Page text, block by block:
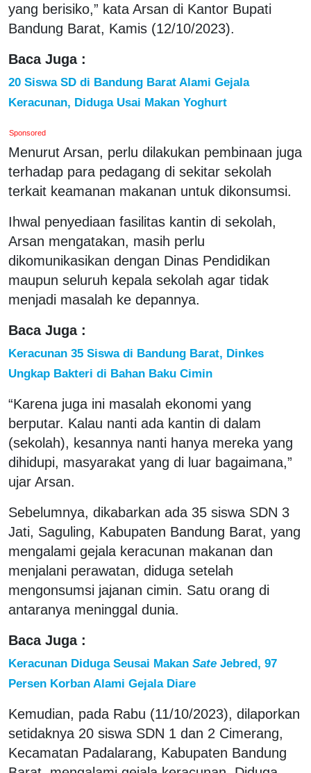
yang berisiko,” kata Arsan di Kantor Bupati
Bandung Barat, Kamis (12/10/2023).
Baca Juga :
20 Siswa SD di Bandung Barat Alami Gejala
Keracunan, Diduga Usai Makan Yoghurt
Sponsored
Menurut Arsan, perlu dilakukan pembinaan juga
terhadap para pedagang di sekitar sekolah
terkait keamanan makanan untuk dikonsumsi.
Ihwal penyediaan fasilitas kantin di sekolah,
Arsan mengatakan, masih perlu
dikomunikasikan dengan Dinas Pendidikan
maupun seluruh kepala sekolah agar tidak
menjadi masalah ke depannya.
Baca Juga :
Keracunan 35 Siswa di Bandung Barat, Dinkes
Ungkap Bakteri di Bahan Baku Cimin
“Karena juga ini masalah ekonomi yang
berputar. Kalau nanti ada kantin di dalam
(sekolah), kesannya nanti hanya mereka yang
dihidupi, masyarakat yang di luar bagaimana,”
ujar Arsan.
Sebelumnya, dikabarkan ada 35 siswa SDN 3
Jati, Saguling, Kabupaten Bandung Barat, yang
mengalami gejala keracunan makanan dan
menjalani perawatan, diduga setelah
mengonsumsi jajanan cimin. Satu orang di
antaranya meninggal dunia.
Baca Juga :
Keracunan Diduga Seusai Makan Sate Jebred, 97
Persen Korban Alami Gejala Diare
Kemudian, pada Rabu (11/10/2023), dilaporkan
setidaknya 20 siswa SDN 1 dan 2 Cimerang,
Kecamatan Padalarang, Kabupaten Bandung